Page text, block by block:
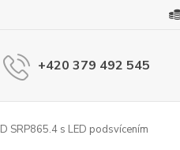
+420 379 492 545
SRP865.4 s LED podsvícením